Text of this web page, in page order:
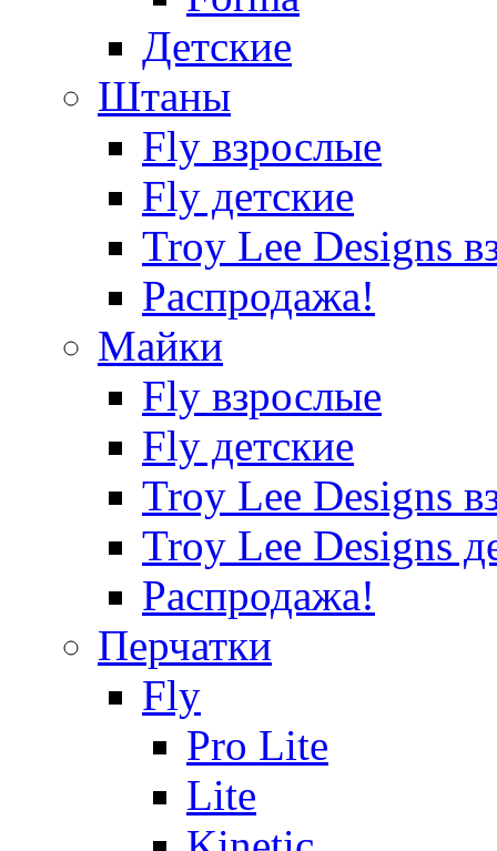
Детские
Штаны
Fly взрослые
Fly детские
Troy Lee Designs
Распродажа!
Майки
Fly взрослые
Fly детские
Troy Lee Designs
Troy Lee Designs
Распродажа!
Перчатки
Fly
Pro Lite
Lite